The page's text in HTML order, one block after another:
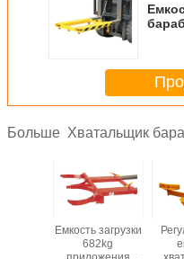
Больше Хватальщик
Емкость загрузки
682kg